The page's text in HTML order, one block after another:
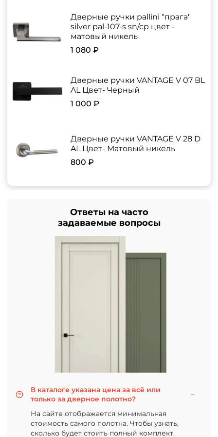
Дверные ручки pallini "прага"
silver pal-107-s sn/cp цвет -
матовый никель
1 080 ₽
Дверные ручки VANTAGE V 07 BL
AL Цвет- Черный
1 000 ₽
Дверные ручки VANTAGE V 28 D
AL Цвет- Матовый никель
800 ₽
Ответы на часто
задаваемые вопросы
В каталоге указана цена за всё или
только за дверное полотно?
На сайте отображается минимальная
стоимость самого полотна. Чтобы узнать,
сколько будет стоить полный комплект,